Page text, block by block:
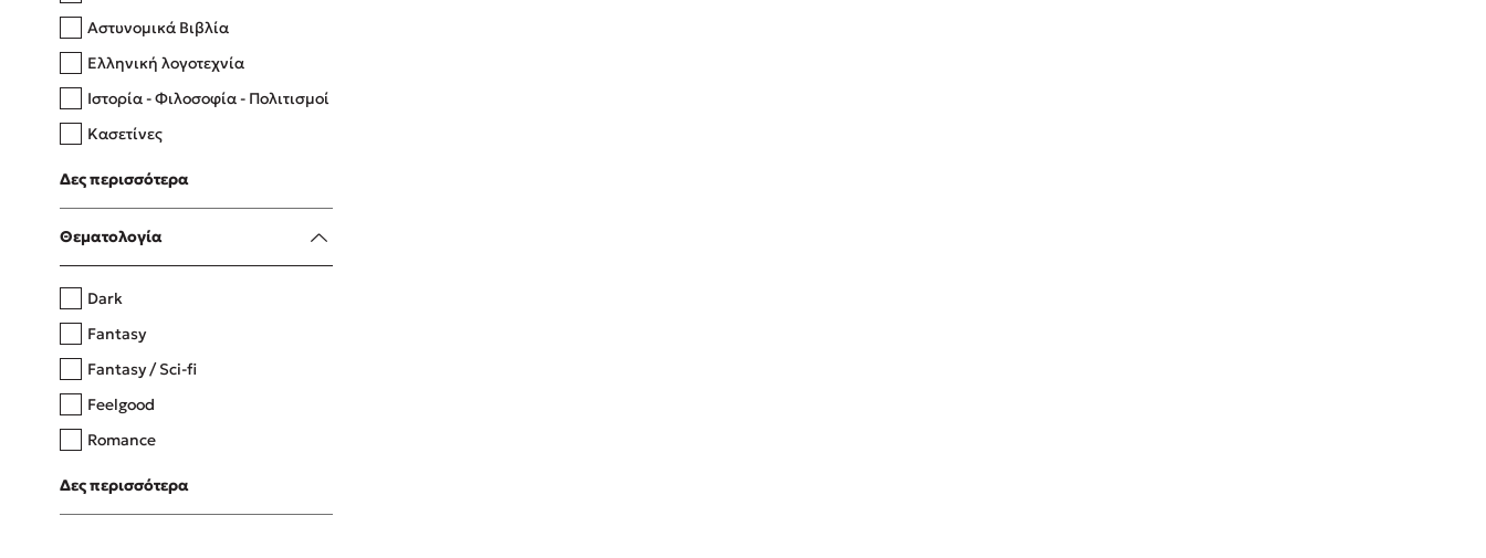
Δανάη Δεληγεώργη
Πάνω, κάτω, μπροστά, πίσω
Η μέθοδος Αφήστε τους
Αστυνομικά Βιβλία
Ελληνική λογοτεχνία
Ιστορία - Φιλοσοφία - Πολιτισμοί
Κασετίνες
Λευκώματα - Έγχρωμοι οδηγοί
Μαγειρική
Δες περισσότερα
Θεματολογία
Dark
Fantasy
Fantasy / Sci-fi
Feelgood
Romance
Upmarket
Young Adult
Δες περισσότερα